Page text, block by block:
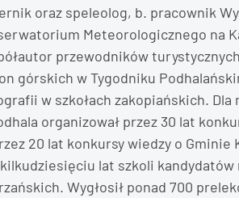
oraz speleolog, b. pracownik
Meteorologicznego na
przewodników
górskich w Tygodniku
w szkołach zakopiańskich. Dla
organizował przez 30 lat
20 lat konkursy wiedzy o Gminie
kilkudziesięciu lat szkoli
Wygłosił ponad 700